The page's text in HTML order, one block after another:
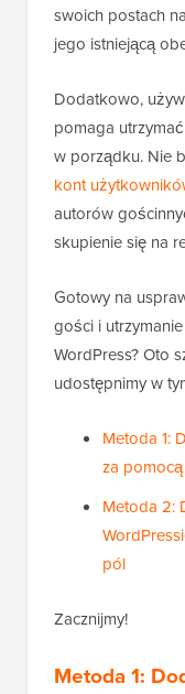
swoich postach
jego istniejącą
Dodatkowo,
pomaga
w porządku. Nie
kont
autorów
skupienie się na
Gotowy na
gości i
WordPress? Oto
udostępnimy w
Metoda 1:
za
Metoda 2:
pól
Zacznijmy!
Metoda 1: